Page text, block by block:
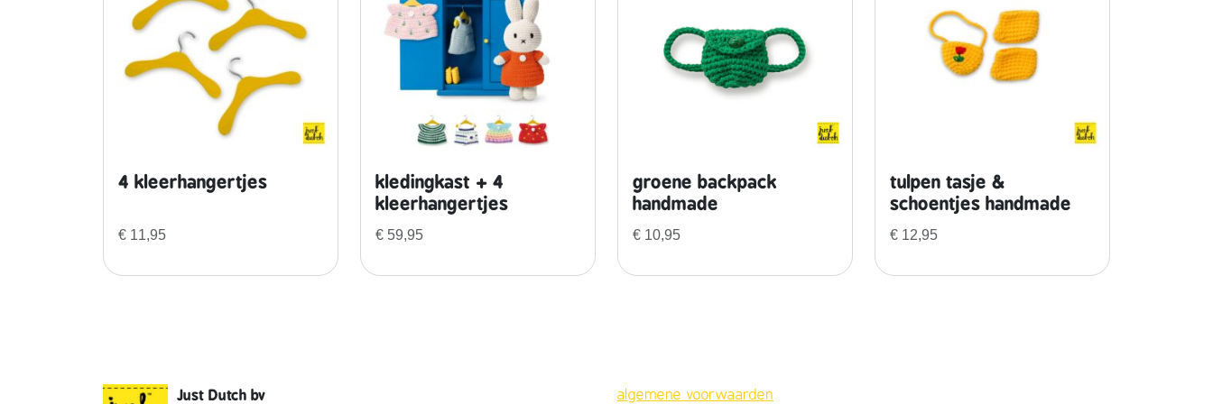
4 kleerhangertjes
€ 11,95
kledingkast + 4
kleerhangertjes
€ 59,95
groene backpack
handmade
€ 10,95
tulpen tasje &
schoentjes handmade
€ 12,95
Just Dutch bv algemene voorwaarden